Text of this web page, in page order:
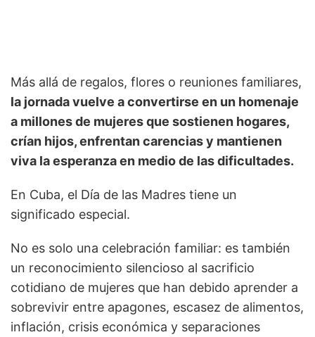
Más allá de regalos, flores o reuniones familiares,
la jornada vuelve a convertirse en un homenaje
a millones de mujeres que sostienen hogares,
crían hijos, enfrentan carencias y mantienen
viva la esperanza en medio de las dificultades.
En Cuba, el Día de las Madres tiene un
significado especial.
No es solo una celebración familiar: es también
un reconocimiento silencioso al sacrificio
cotidiano de mujeres que han debido aprender a
sobrevivir entre apagones, escasez de alimentos,
inflación, crisis económica y separaciones